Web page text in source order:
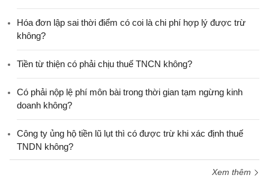
Hóa đơn lập sai thời điểm có coi là chi phí hợp lý được trừ
không?
Tiền từ thiện có phải chịu thuế TNCN không?
Có phải nộp lệ phí môn bài trong thời gian tạm ngừng kinh
doanh không?
Công ty ủng hộ tiền lũ lụt thì có được trừ khi xác định thuế
TNDN không?
Xem thêm